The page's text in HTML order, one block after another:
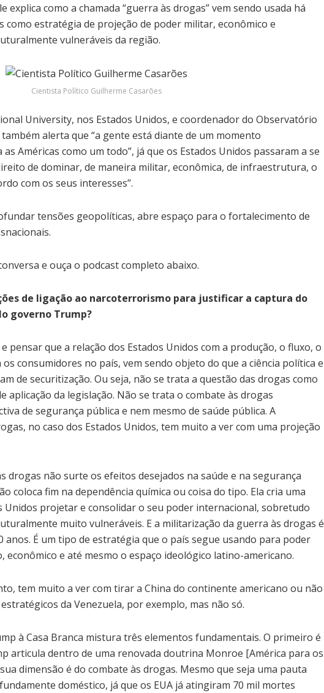
explica como a chamada “guerra às drogas” vem sendo usada há
como estratégia de projeção de poder militar, econômico e
vulneráveis da região.
Cientista Político Guilherme Casarões
University, nos Estados Unidos, e coordenador do Observatório
alerta que “a gente está diante de um momento
Américas como um todo”, já que os Estados Unidos passaram a se
de dominar, de maneira militar, econômica, de infraestrutura, o
com os seus interesses”.
tensões geopolíticas, abre espaço para o fortalecimento de
e ouça o podcast completo abaixo.
de ligação ao narcoterrorismo para justificar a captura do
governo Trump?
pensar que a relação dos Estados Unidos com a produção, o fluxo, o
consumidores no país, vem sendo objeto do que a ciência política e
de securitização. Ou seja, não se trata a questão das drogas como
aplicação da legislação. Não se trata o combate às drogas
de segurança pública e nem mesmo de saúde pública. A
no caso dos Estados Unidos, tem muito a ver com uma projeção
drogas não surte os efeitos desejados na saúde e na segurança
coloca fim na dependência química ou coisa do tipo. Ela cria uma
Unidos projetar e consolidar o seu poder internacional, sobretudo
muito vulneráveis. E a militarização da guerra às drogas é
anos. É um tipo de estratégia que o país segue usando para poder
econômico e até mesmo o espaço ideológico latino-americano.
tem muito a ver com tirar a China do continente americano ou não
da Venezuela, por exemplo, mas não só.
à Casa Branca mistura três elementos fundamentais. O primeiro é
articula dentro de uma renovada doutrina Monroe [América para os
dimensão é do combate às drogas. Mesmo que seja uma pauta
doméstico, já que os EUA já atingiram 70 mil mortes